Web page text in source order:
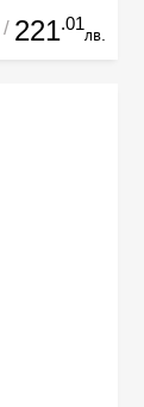
/ 221.01
лв.